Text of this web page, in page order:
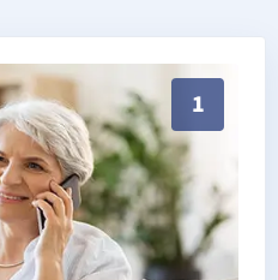
1
in Pleißa 09212